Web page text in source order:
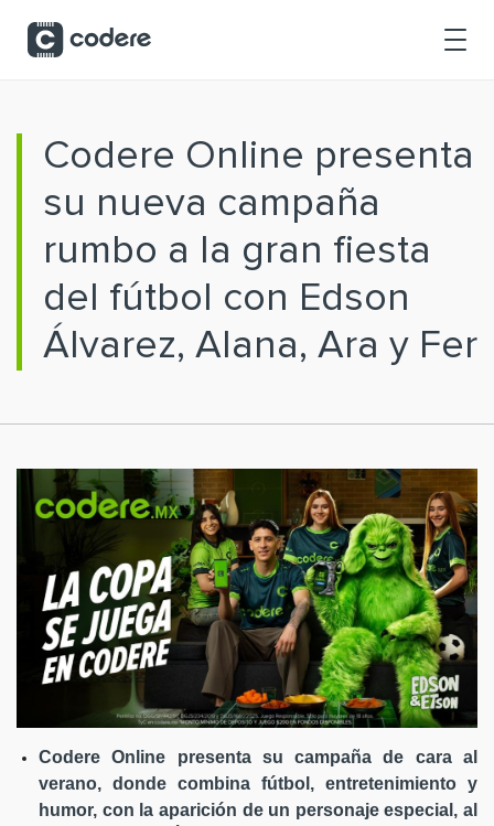
Codere Online presenta
su nueva campaña
rumbo a la gran fiesta
del fútbol con Edson
Álvarez, Alana, Ara y Fer
Codere Online presenta su campaña de cara al
verano, donde combina fútbol, entretenimiento y
humor, con la aparición de un personaje especial, al